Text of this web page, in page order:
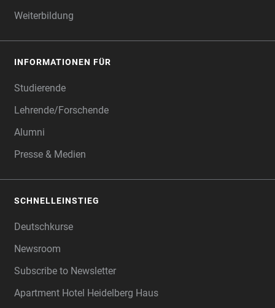
Weiterbildung
INFORMATIONEN FÜR
Studierende
Lehrende/Forschende
Alumni
Presse & Medien
SCHNELLEINSTIEG
Deutschkurse
Newsroom
Subscribe to Newsletter
Apartment Hotel Heidelberg Haus